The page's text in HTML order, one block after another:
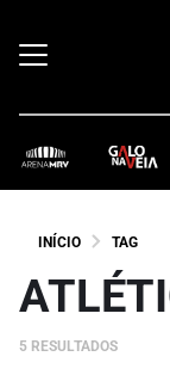
INÍCIO TAG
5 RESULTADOS